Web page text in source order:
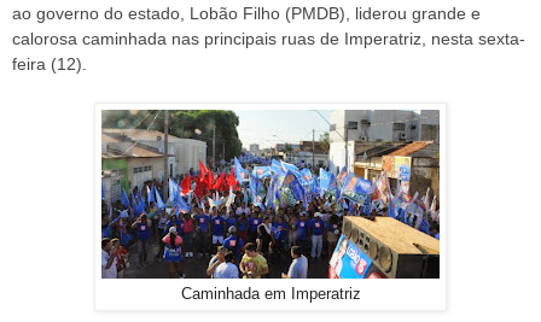
ao governo do estado, Lobão Filho (PMDB), liderou grande e
calorosa caminhada nas principais ruas de Imperatriz, nesta sexta-
feira (12).
Caminhada em Imperatriz